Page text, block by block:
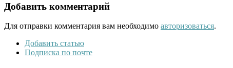
Добавить комментарий
Для отправки комментария вам необходимо авторизоваться.
Добавить статью
Подписка по почте